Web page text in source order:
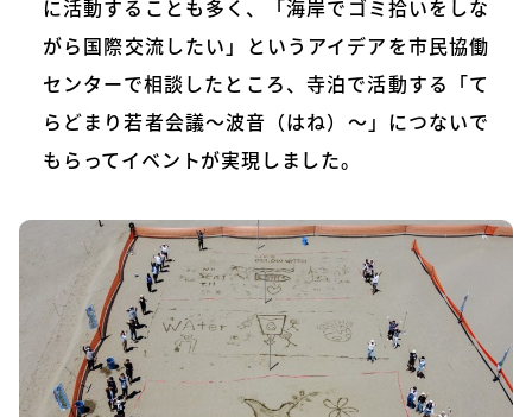
に活動することも多く、「海岸でゴミ拾いをしな
がら国際交流したい」というアイデアを市民協働
センターで相談したところ、寺泊で活動する「て
らどまり若者会議〜波音（はね）〜」につないで
もらってイベントが実現しました。